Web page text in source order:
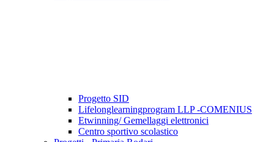
Progetto SID
Lifelonglearningprogram LLP -COMENIUS
Etwinning/ Gemellaggi elettronici
Centro sportivo scolastico